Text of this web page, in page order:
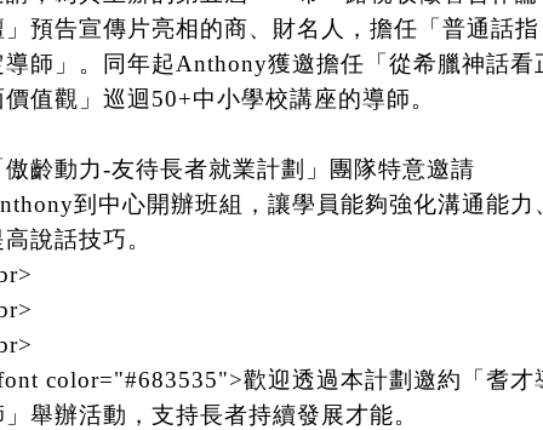
」預告宣傳片亮相的商、財名人，擔任「普通話指
導師」。同年起Anthony獲邀擔任「從希臘神話看
價值觀」巡迴50+中小學校講座的導師。
傲齡動力-友待長者就業計劃」團隊特意邀請
到中心開辦班組，讓學員能夠強化溝通能力
說話技巧。
color="#683535">歡迎透過本計劃邀約「耆才
」舉辦活動，支持長者持續發展才能。